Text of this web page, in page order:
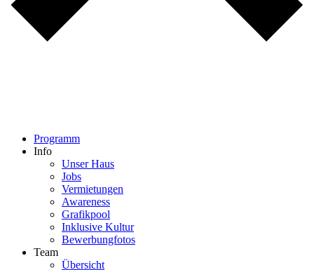
Programm
Info
Unser Haus
Jobs
Vermietungen
Awareness
Grafikpool
Inklusive Kultur
Bewerbungfotos
Team
Übersicht